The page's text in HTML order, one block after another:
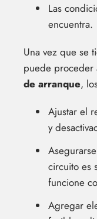
Las
encuentra.
Una vez que se
puede proceder
de arranque,
Ajustar el
y
circuito es
funcione
Agregar